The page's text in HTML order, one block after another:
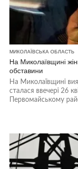
МИКОЛАЇВСЬКА ОБЛАСТЬ
На Миколаївщині
обставини
На Миколаївщині
сталася ввечері 26
Первомайському